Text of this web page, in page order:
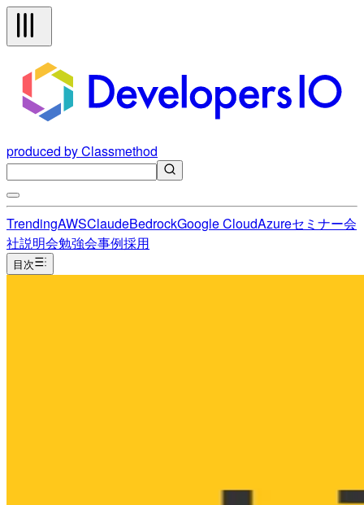
produced by Classmethod
TrendingAWSClaudeBedrockGoogle CloudAzureセミナー会
社説明会勉強会事例採用
目次